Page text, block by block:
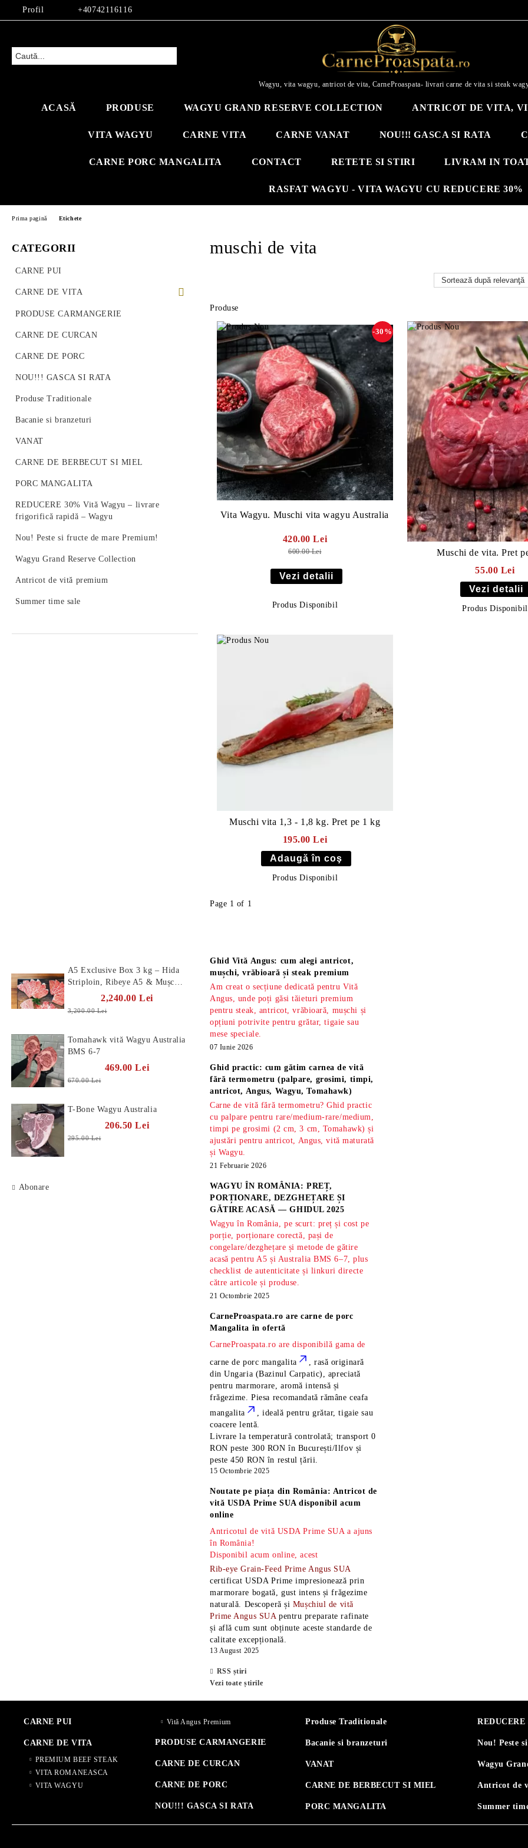
Profil +40742116116
Wagyu, vita wagyu, antricot de vita, CarneProaspata- livrari carne de vita si steak
ACASĂ PRODUSE WAGYU GRAND RESERVE COLLECTION ANTRICOT DE VITA,
VITA WAGYU CARNE VITA CARNE VANAT NOU!!! GASCA SI RATA
CARNE PORC MANGALITA CONTACT RETETE SI STIRI LIVRAM IN
RASFAT WAGYU - VITA WAGYU CU REDUCERE 30%
CATEGORII
CARNE PUI
CARNE DE VITA
PREMIUM BEEF STEAK
VITA ROMANEASCA
VITA WAGYU
Vită Angus Premium
PRODUSE CARMANGERIE
CARNE DE CURCAN
CARNE DE PORC
NOU!!! GASCA SI RATA
Produse Traditionale
Bacanie si branzeturi
VANAT
CARNE DE BERBECUT SI MIEL
PORC MANGALITA
REDUCERE 30% Vită Wagyu – livrare
frigorifică rapidă – Wagyu
Nou! Peste si fructe de mare Premium!
Wagyu Grand Reserve Collection
Antricot de vită premium
Summer time sale
Prima pagină Etichete
muschi de vita
Produse
Vita Wagyu. Muschi vita wagyu Australia
-30%
420.00 Lei
600.00 Lei
Vezi detalii
Produs Disponibil
Muschi de vita. Pret
55.00 Lei
Vezi detalii
Produs Disponibil
Muschi vita 1,3 - 1,8 kg. Pret pe 1 kg
195.00 Lei
Produs Disponibil
Page 1 of 1
A5 Exclusive Box 3 kg – Hida
Striploin, Ribeye A5 & Mușchi
2,240.00 Lei
3,200.00 Lei
Tomahawk vită Wagyu Australia
BMS 6-7
469.00 Lei
670.00 Lei
T-Bone Wagyu Australia
206.50 Lei
295.00 Lei
Abonare
Ghid Vită Angus: cum alegi antricot,
mușchi, vrăbioară și steak premium
Am creat o secțiune dedicată pentru Vită
Angus, unde poți găsi tăieturi premium
pentru steak, antricot, vrăbioară, mușchi și
opțiuni potrivite pentru grătar, tigaie sau
mese speciale.
07 Iunie 2026
Ghid practic: cum gătim carnea de vită
fără termometru (palpare, grosimi, timpi,
antricot, Angus, Wagyu, Tomahawk)
Carne de vită fără termometru? Ghid practic
cu palpare pentru rare/medium-rare/medium,
timpi pe grosimi (2 cm, 3 cm, Tomahawk) și
ajustări pentru antricot, Angus, vită maturată
și Wagyu.
21 Februarie 2026
WAGYU ÎN ROMÂNIA: PREȚ,
PORȚIONARE, DEZGHEȚARE ȘI
GĂTIRE ACASĂ — GHIDUL 2025
Wagyu în România, pe scurt: preț și cost pe
porție, porționare corectă, pași de
congelare/dezghețare și metode de gătire
acasă pentru A5 și Australia BMS 6–7, plus
checklist de autenticitate și linkuri directe
către articole și produse.
21 Octombrie 2025
CarneProaspata.ro arecarne de porc
Mangalita în ofertă
CarneProaspata.ro are disponibilă gama de
carne de porc mangalita
, rasă originară
din Ungaria (Bazinul Carpatic), apreciată
pentru marmorare, aromă intensă și
frăgezime. Piesa recomandată rămâneceafa
mangalita
, ideală pentru grătar, tigaie sau
coacere lentă.
Livrare la temperatură controlată; transport 0
RON peste 300 RON în București/Ilfov și
peste 450 RON în restul țării.
15 Octombrie 2025
Noutate pe piața din România: Antricot de
vită USDA Prime SUA disponibil acum
online
Antricotul de vită USDA Prime SUA a ajuns
în România!
Disponibil acum online, acest
Rib-eye Grain-Feed Prime Angus SUA
certificat USDA Prime impresionează prin
marmorare bogată, gust intens și frăgezime
naturală. Descoperă și Mușchiul de vită
Prime Angus SUA pentru preparate rafinate
și află cum sunt obținute aceste standarde de
calitate excepțională.
13 August 2025
RSS știri
Vezi toate știrile
CARNE PUI
CARNE DE VITA
PREMIUM BEEF STEAK
VITA ROMANEASCA
VITA WAGYU
Vită Angus Premium
PRODUSE CARMANGERIE
CARNE DE CURCAN
CARNE DE PORC
NOU!!! GASCA SI RATA
Produse Traditionale
Bacanie si branzeturi
VANAT
CARNE DE BERBECUT SI MIEL
PORC MANGALITA
Nou! Peste
Wagyu
Antricot de
Summer